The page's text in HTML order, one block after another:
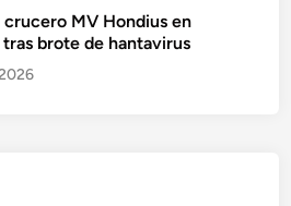
crucero MV Hondius en
brote de hantavirus